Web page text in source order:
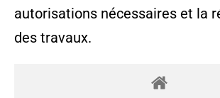
autorisations nécessaires et la
des travaux.